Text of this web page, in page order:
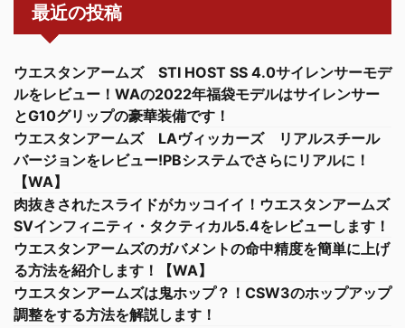
最近の投稿
ウエスタンアームズ STI HOST SS 4.0サイレンサーモデ
ルをレビュー！WAの2022年福袋モデルはサイレンサー
とG10グリップの豪華装備です！
ウエスタンアームズ LAヴィッカーズ リアルスチール
バージョンをレビュー!PBシステムでさらにリアルに！
【WA】
肉抜きされたスライドがカッコイイ！ウエスタンアームズ
SVインフィニティ・タクティカル5.4をレビューします！
ウエスタンアームズのガバメントの命中精度を簡単に上げ
る方法を紹介します！【WA】
ウエスタンアームズは鬼ホップ？！CSW3のホップアップ
調整をする方法を解説します！